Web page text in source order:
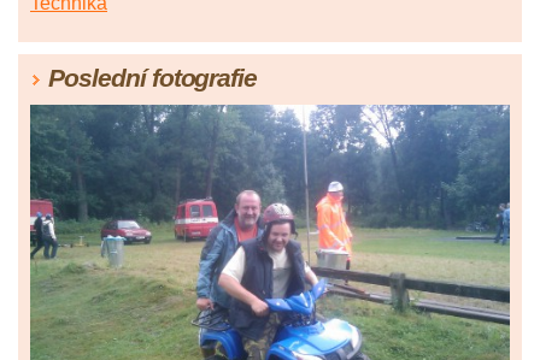
Poslední fotografie